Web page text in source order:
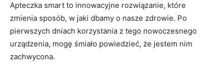
Apteczka smart to ‌innowacyjne‍ rozwiązanie, które
zmienia⁢ sposób, w jaki dbamy ⁣o nasze zdrowie. Po
pierwszych dniach korzystania z tego nowoczesnego
urządzenia, ​mogę śmiało powiedzieć, że jestem ‌nim
zachwycona.